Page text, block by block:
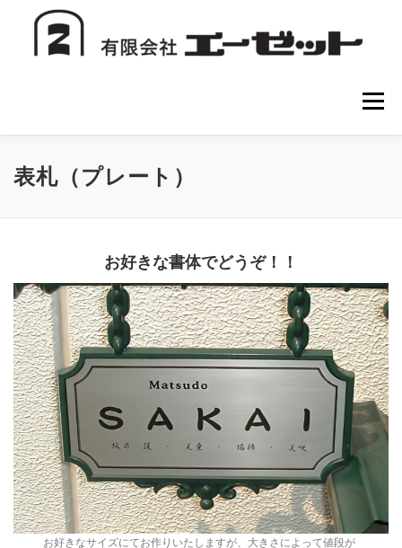
キ
メニュー
HOME 会社案内 注文方法
表札（プレート）
お好きな書体でどうぞ！！
お好きなサイズにてお作りいたしますが、大きさによって値段が